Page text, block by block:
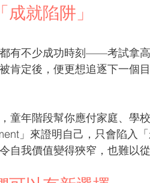
就陷阱」
有不少成功時刻——考試拿
肯定後，便更想追逐下一個
童年階段幫你應付家庭、學
」來證明自己，只會陷入
自我價值變得狹窄，也難以